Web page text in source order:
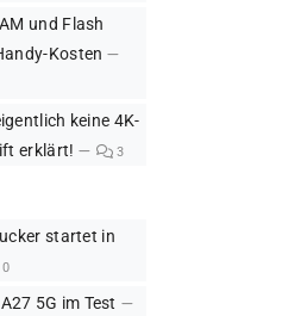
und Flash
Kosten
keine 4K-
erklärt!
3
startet in
5G im Test